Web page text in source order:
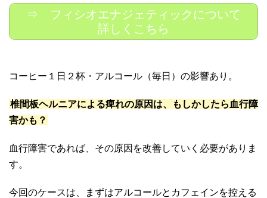
⇒ フィシオエナジェティックについて
詳しくこちら
コーヒー１日２杯・アルコール（毎日）の影響あり。
椎間板ヘルニアによる痺れの原因は、もしかしたら血行障
害かも？
血行障害であれば、その原因を改善していく必要がありま
す。
今回のケースは、まずはアルコールとカフェインを控える